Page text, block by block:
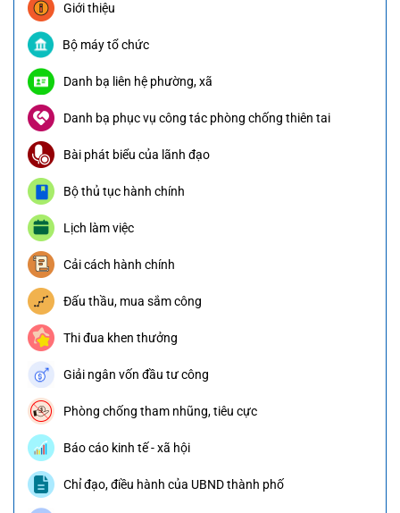
Giới thiệu
Bộ máy tổ chức
Danh bạ liên hệ phường, xã
Danh bạ phục vụ công tác phòng chống thiên tai
Bài phát biểu của lãnh đạo
Bộ thủ tục hành chính
Lịch làm việc
Cải cách hành chính
Đấu thầu, mua sắm công
Thi đua khen thưởng
Giải ngân vốn đầu tư công
Phòng chống tham nhũng, tiêu cực
Báo cáo kinh tế - xã hội
Chỉ đạo, điều hành của UBND thành phố